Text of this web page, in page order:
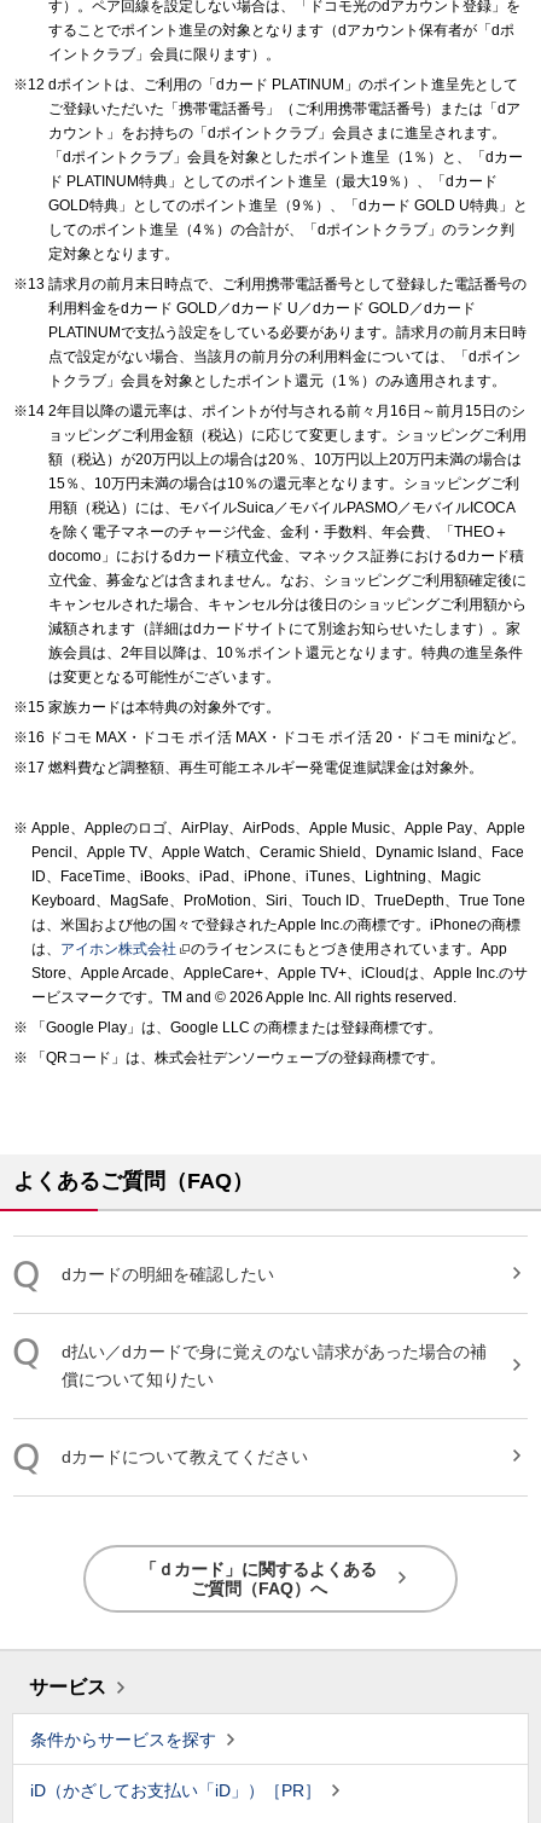
す）。ペア回線を設定しない場合は、「ドコモ光のdアカウント登録」を
することでポイント進呈の対象となります（dアカウント保有者が「dポ
イントクラブ」会員に限ります）。
dポイントは、ご利用の「dカード PLATINUM」のポイント進呈先として
ご登録いただいた「携帯電話番号」（ご利用携帯電話番号）または「dア
カウント」をお持ちの「dポイントクラブ」会員さまに進呈されます。
「dポイントクラブ」会員を対象としたポイント進呈（1％）と、「dカー
ド PLATINUM特典」としてのポイント進呈（最大19％）、「dカード
GOLD特典」としてのポイント進呈（9％）、「dカード GOLD U特典」と
してのポイント進呈（4％）の合計が、「dポイントクラブ」のランク判
定対象となります。
請求月の前月末日時点で、ご利用携帯電話番号として登録した電話番号の
利用料金をdカード GOLD／dカード U／dカード GOLD／dカード
PLATINUMで支払う設定をしている必要があります。請求月の前月末日時
点で設定がない場合、当該月の前月分の利用料金については、「dポイン
トクラブ」会員を対象としたポイント還元（1％）のみ適用されます。
2年目以降の還元率は、ポイントが付与される前々月16日～前月15日のシ
ョッピングご利用金額（税込）に応じて変更します。ショッピングご利用
額（税込）が20万円以上の場合は20％、10万円以上20万円未満の場合は
15％、10万円未満の場合は10％の還元率となります。ショッピングご利
用額（税込）には、モバイルSuica／モバイルPASMO／モバイルICOCA
を除く電子マネーのチャージ代金、金利・手数料、年会費、「THEO＋
docomo」におけるdカード積立代金、マネックス証券におけるdカード積
立代金、募金などは含まれません。なお、ショッピングご利用額確定後に
キャンセルされた場合、キャンセル分は後日のショッピングご利用額から
減額されます（詳細はdカードサイトにて別途お知らせいたします）。家
族会員は、2年目以降は、10％ポイント還元となります。特典の進呈条件
は変更となる可能性がございます。
家族カードは本特典の対象外です。
ドコモ MAX・ドコモ ポイ活 MAX・ドコモ ポイ活 20・ドコモ miniなど。
燃料費など調整額、再生可能エネルギー発電促進賦課金は対象外。
Apple、Appleのロゴ、AirPlay、AirPods、Apple Music、Apple Pay、Apple
Pencil、Apple TV、Apple Watch、Ceramic Shield、Dynamic Island、Face
ID、FaceTime、iBooks、iPad、iPhone、iTunes、Lightning、Magic
Keyboard、MagSafe、ProMotion、Siri、Touch ID、TrueDepth、True Tone
は、米国および他の国々で登録されたApple Inc.の商標です。iPhoneの商標
は、 アイホン株式会社
のライセンスにもとづき使用されています。App
Store、Apple Arcade、AppleCare+、Apple TV+、iCloudは、Apple Inc.のサ
ービスマークです。TM and © 2026 Apple Inc. All rights reserved.
「Google Play」は、Google LLC の商標または登録商標です。
「QRコード」は、株式会社デンソーウェーブの登録商標です。
よくあるご質問（FAQ）
dカードの明細を確認したい
d払い／dカードで身に覚えのない請求があった場合の補
償について知りたい
dカードについて教えてください
「ｄカード」に関するよくある
ご質問（FAQ）へ
サービス
条件からサービスを探す
iD（かざしてお支払い「iD」）［PR］